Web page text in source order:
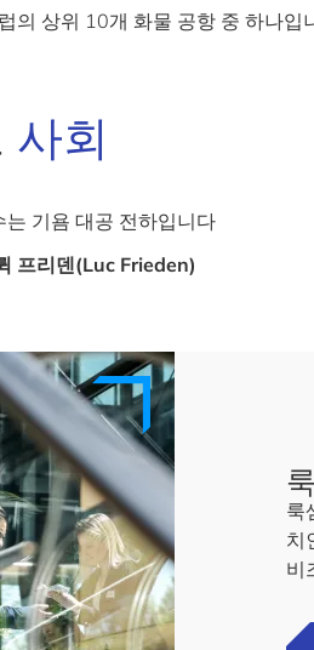
의 상위 10개 화물 공항 중 하나입
사회
기욤 대공 전하입니다
프리덴(Luc Frieden)
룩
치
비